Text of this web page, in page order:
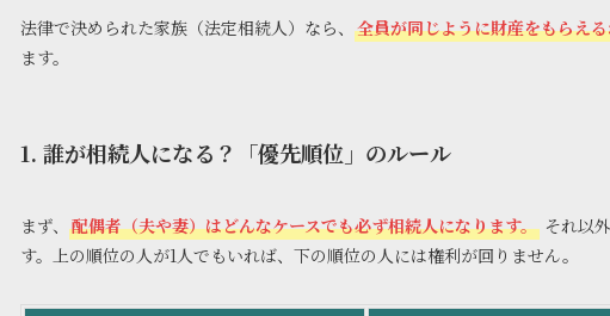
法律で決められた家族（法定相続人）なら、 全員が同じように財産をもらえ
ます。
1. 誰が相続人になる？「優先順位」のルール
まず、 配偶者（夫や妻）はどんなケースでも必ず相続人になります。 それ以
す。上の順位の人が1人でもいれば、下の順位の人には権利が回りません。